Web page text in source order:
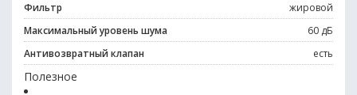
Фильтр
жировой
Максимальный уровень шума
60 дБ
Антивозвратный клапан
есть
Полезное